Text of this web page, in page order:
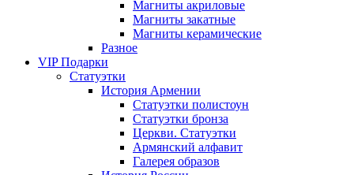
Магниты акриловые
Магниты закатные
Магниты керамические
Разное
VIP Подарки
Статуэтки
История Армении
Статуэтки полистоун
Статуэтки бронза
Церкви. Статуэтки
Армянский алфавит
Галерея образов